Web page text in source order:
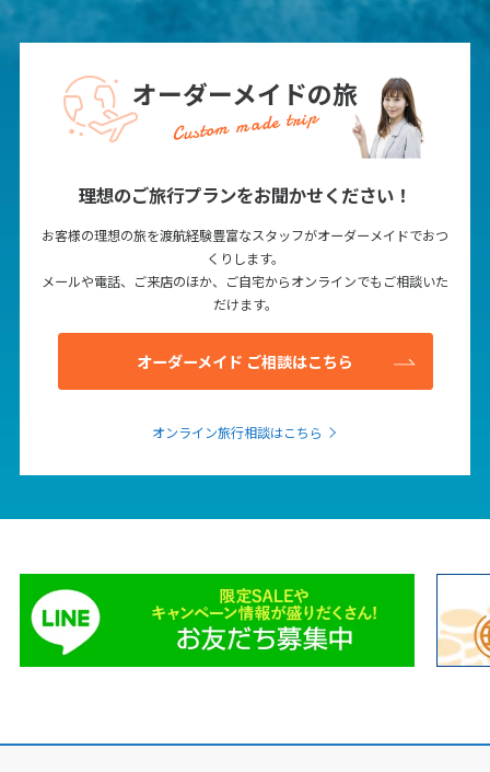
オーダーメイドの旅
Custom made trip
理想のご旅行プランをお聞かせください！
お客様の理想の旅を渡航経験豊富なスタッフがオーダーメイドでおつ
くりします。
メールや電話、ご来店のほか、ご自宅からオンラインでもご相談いた
だけます。
オーダーメイド ご相談はこちら
オンライン旅行相談はこちら